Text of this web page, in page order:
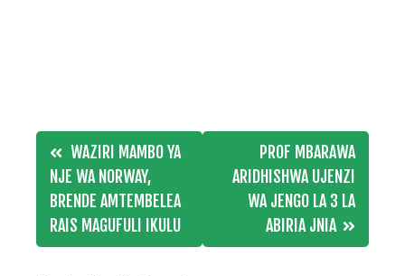
Post
navigation
WAZIRI MAMBO YA
NJE WA NORWAY,
BRENDE AMTEMBELEA
RAIS MAGUFULI IKULU
PROF MBARAWA
ARIDHISHWA UJENZI
WA JENGO LA 3 LA
ABIRIA JNIA